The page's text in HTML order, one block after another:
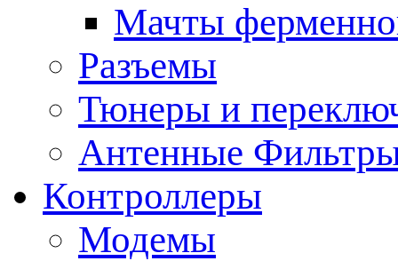
Мачты
Разъемы
Тюнеры и
Антенные
Контроллеры
Модемы